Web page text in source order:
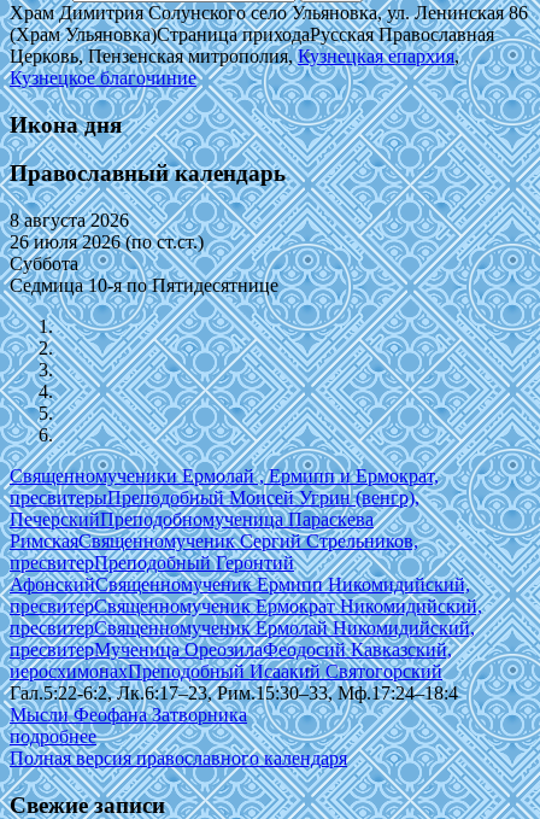
Храм Димитрия Солунского село Ульяновка, ул. Ленинская 86
(Храм Ульяновка)Страница приходаРусская Православная
Церковь, Пензенская митрополия,Кузнецкая епархия,
Кузнецкое благочиние
Икона дня
Православный календарь
8 августа 2026
26 июля 2026 (по ст.ст.)
Суббота
Седмица 10-я по Пятидесятнице
Священномученики Ермолай , Ермипп и Ермократ,
пресвитерыПреподобный Моисей Угрин (венгр),
ПечерскийПреподобномученица Параскева
РимскаяСвященномученик Сергий Стрельников,
пресвитерПреподобный Геронтий
АфонскийСвященномученик Ермипп Никомидийский,
пресвитерСвященномученик Ермократ Никомидийский,
пресвитерСвященномученик Ермолай Никомидийский,
пресвитерМученица ОреозилаФеодосий Кавказский,
иеросхимонахПреподобный Исаакий Святогорский
Гал.5:22-6:2, Лк.6:17–23, Рим.15:30–33, Мф.17:24–18:4
Мысли Феофана Затворника
подробнее
Полная версия православного календаря
Свежие записи